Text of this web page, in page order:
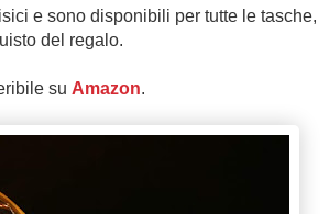
e sono disponibili per tutte le tasche,
del regalo.
su Amazon.